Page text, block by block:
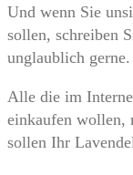
Und wenn Sie
sollen, schreiben
unglaublich gerne.
Alle die im
einkaufen wollen,
sollen Ihr